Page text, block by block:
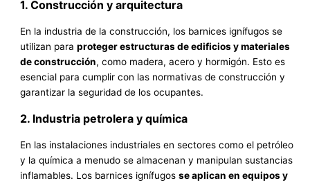
1. Construcción y arquitectura
En la industria de la construcción, los barnices ignífugos se
utilizan paraproteger estructuras de edificios y materiales
de construcción, como madera, acero y hormigón. Esto es
esencial para cumplir con las normativas de construcción y
garantizar la seguridad de los ocupantes.
2. Industria petrolera y química
En las instalaciones industriales en sectores como el petróleo
y la química a menudo se almacenan y manipulan sustancias
inflamables. Los barnices ignífugosse aplican en equipos y